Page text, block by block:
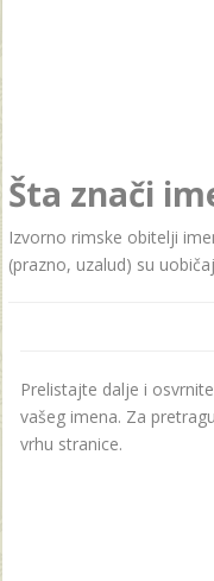
Šta znači
Izvorno rimske obitelji
(prazno, uzalud) su
Prelistajte dalje i
vašeg imena. Za
vrhu stranice.